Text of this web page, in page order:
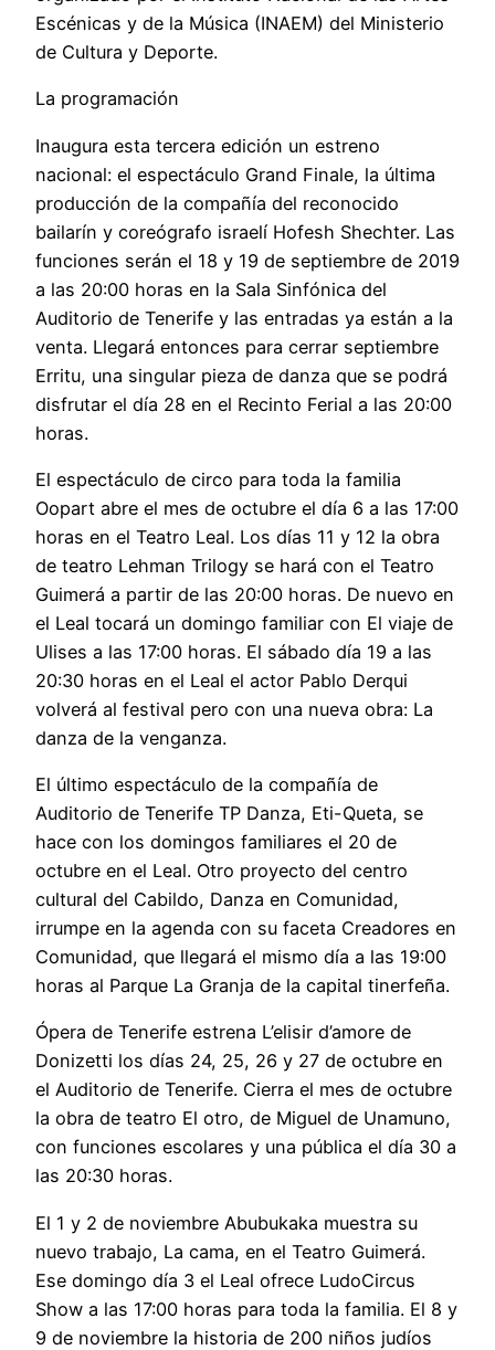
Escénicas y de la Música (INAEM) del Ministerio
de Cultura y Deporte.
La programación
Inaugura esta tercera edición un estreno
nacional: el espectáculo Grand Finale, la última
producción de la compañía del reconocido
bailarín y coreógrafo israelí Hofesh Shechter. Las
funciones serán el 18 y 19 de septiembre de 2019
a las 20:00 horas en la Sala Sinfónica del
Auditorio de Tenerife y las entradas ya están a la
venta. Llegará entonces para cerrar septiembre
Erritu, una singular pieza de danza que se podrá
disfrutar el día 28 en el Recinto Ferial a las 20:00
horas.
El espectáculo de circo para toda la familia
Oopart abre el mes de octubre el día 6 a las 17:00
horas en el Teatro Leal. Los días 11 y 12 la obra
de teatro Lehman Trilogy se hará con el Teatro
Guimerá a partir de las 20:00 horas. De nuevo en
el Leal tocará un domingo familiar con El viaje de
Ulises a las 17:00 horas. El sábado día 19 a las
20:30 horas en el Leal el actor Pablo Derqui
volverá al festival pero con una nueva obra: La
danza de la venganza.
El último espectáculo de la compañía de
Auditorio de Tenerife TP Danza, Eti-Queta, se
hace con los domingos familiares el 20 de
octubre en el Leal. Otro proyecto del centro
cultural del Cabildo, Danza en Comunidad,
irrumpe en la agenda con su faceta Creadores en
Comunidad, que llegará el mismo día a las 19:00
horas al Parque La Granja de la capital tinerfeña.
Ópera de Tenerife estrena L’elisir d’amore de
Donizetti los días 24, 25, 26 y 27 de octubre en
el Auditorio de Tenerife. Cierra el mes de octubre
la obra de teatro El otro, de Miguel de Unamuno,
con funciones escolares y una pública el día 30 a
las 20:30 horas.
El 1 y 2 de noviembre Abubukaka muestra su
nuevo trabajo, La cama, en el Teatro Guimerá.
Ese domingo día 3 el Leal ofrece LudoCircus
Show a las 17:00 horas para toda la familia. El 8 y
9 de noviembre la historia de 200 niños judíos